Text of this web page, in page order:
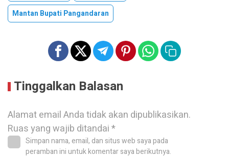
Mantan Bupati Pangandaran
Tinggalkan Balasan
Alamat email Anda tidak akan dipublikasikan.
Ruas yang wajib ditandai*
Simpan nama, email, dan situs web saya pada
peramban ini untuk komentar saya berikutnya.